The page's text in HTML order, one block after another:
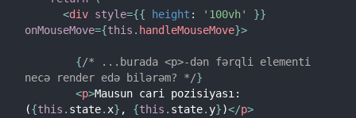
<div style={{ height : '100vh' }}
onMouseMove={this . handleMouseMove}>
{/* ...burada <p>-dən fərqli elementi
necə render edə bilərəm? */}
<p>Mausun cari pozisiyası:
({this . state. x} , {this . state. y})</p>
Versiya Qaydaları